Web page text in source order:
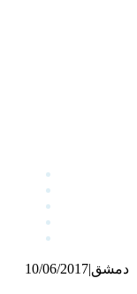
10/06/2017|دمشق